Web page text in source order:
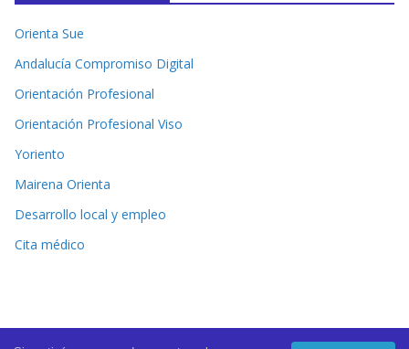
Orienta Sue
Andalucía Compromiso Digital
Orientación Profesional
Orientación Profesional Viso
Yoriento
Mairena Orienta
Desarrollo local y empleo
Cita médico